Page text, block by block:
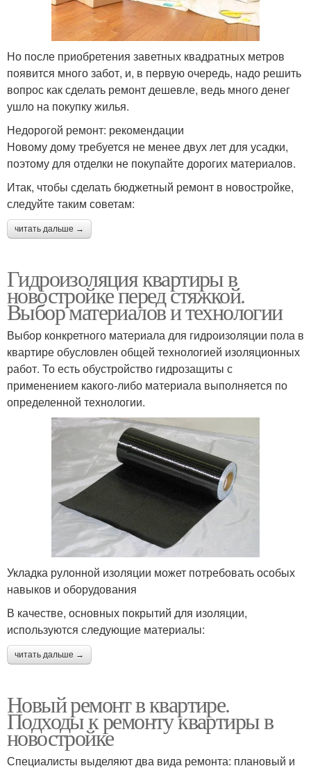
Но после приобретения заветных квадратных метров
появится много забот, и, в первую очередь, надо решить
вопрос как сделать ремонт дешевле, ведь много денег
ушло на покупку жилья.
Недорогой ремонт: рекомендации
Новому дому требуется не менее двух лет для усадки,
поэтому для отделки не покупайте дорогих материалов.
Итак, чтобы сделать бюджетный ремонт в новостройке,
следуйте таким советам:
читать дальше →
Гидроизоляция квартиры в
новостройке перед стяжкой.
Выбор материалов и технологии
Выбор конкретного материала для гидроизоляции пола в
квартире обусловлен общей технологией изоляционных
работ. То есть обустройство гидрозащиты с
применением какого-либо материала выполняется по
определенной технологии.
Укладка рулонной изоляции может потребовать особых
навыков и оборудования
В качестве, основных покрытий для изоляции,
используются следующие материалы:
читать дальше →
Новый ремонт в квартире.
Подходы к ремонту квартиры в
новостройке
Специалисты выделяют два вида ремонта: плановый и